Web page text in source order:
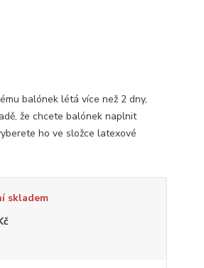
balónek létá více než 2 dny,
že chcete balónek naplnit
ho ve složce latexové
skladem